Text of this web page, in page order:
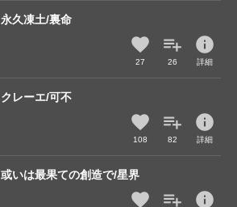
永久凍土/裏命
27 26
info
詳細
クレーエ/可不
108 82
info
詳細
或いは最果ての創造で/星界
info